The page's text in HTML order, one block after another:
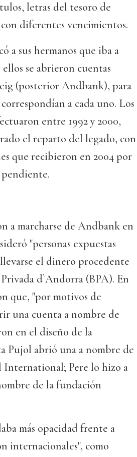
letras del tesoro de
diferentes vencimientos.
a sus hermanos que iba a
se abrieron cuentas
(posterior Andbank), para
a cada uno. Los
entre 1992 y 2000,
el reparto del legado, con
que recibieron en 2004 por
a marcharse de Andbank en
"personas expuestas
el dinero procedente
d`Andorra (BPA). En
que, "por motivos de
una cuenta a nombre de
en el diseño de la
Pujol abrió una a nombre de
International; Pere lo hizo a
de la fundación
más opacidad frente a
internacionales", como